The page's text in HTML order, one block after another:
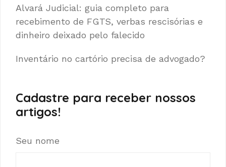
Alvará Judicial: guia completo para
recebimento de FGTS, verbas rescisórias e
dinheiro deixado pelo falecido
Inventário no cartório precisa de advogado?
Cadastre para receber nossos
artigos!
Seu nome